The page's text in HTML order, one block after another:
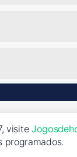
visite
programados.